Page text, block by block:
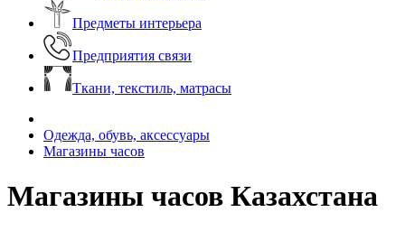
Предметы интерьера
Предприятия связи
Ткани, текстиль, матрасы
Одежда, обувь, аксессуары
Магазины часов
Магазины часов Казахстана